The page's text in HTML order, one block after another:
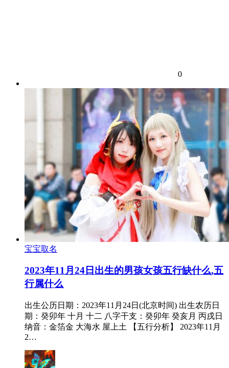
0
宝宝取名
2023年11月24日出生的男孩女孩五行缺什么,五
行属什么
出生公历日期：2023年11月24日(北京时间) 出生农历日
期：癸卯年 十月 十二 八字干支：癸卯年 癸亥月 丙戌日
纳音：金箔金 大海水 屋上土 【五行分析】 2023年11月
2…